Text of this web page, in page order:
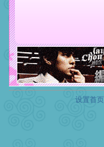
设置首页